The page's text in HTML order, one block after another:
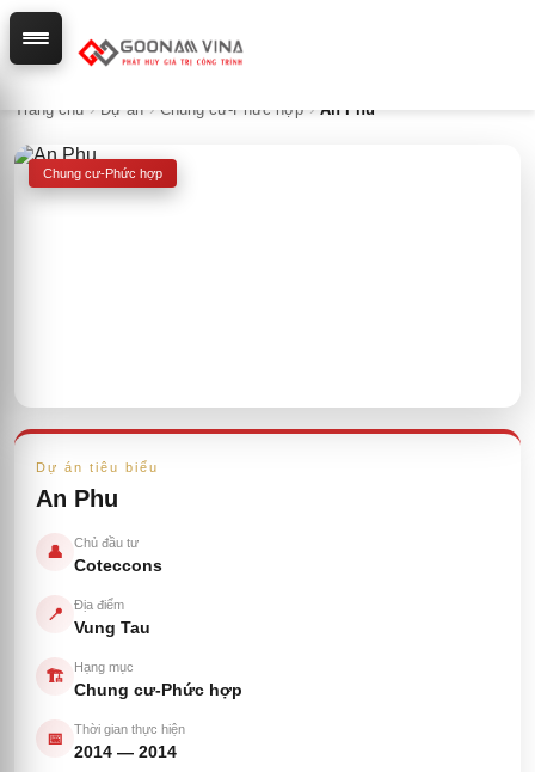
Trang chủ › Dự án › Chung cư-Phức hợp › An Phu
Chung cư-Phức hợp
Dự án tiêu biểu
An Phu
👤 Chủ đầu tư
Coteccons
📍 Địa điểm
Vung Tau
🏗️ Hạng mục
Chung cư-Phức hợp
📅 Thời gian thực hiện
2014 — 2014